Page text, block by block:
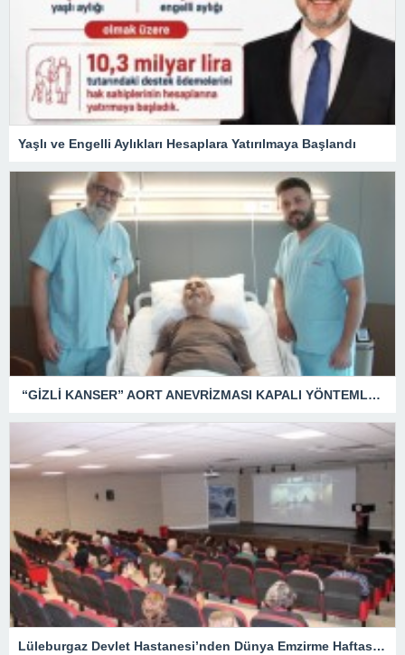
Yaşlı ve Engelli Aylıkları Hesaplara Yatırılmaya Başlandı
“GİZLİ KANSER” AORT ANEVRİZMASI KAPALI YÖNTEMLE TEDAVİ EDİLDİ
Lüleburgaz Devlet Hastanesi’nden Dünya Emzirme Haftası Katılımı